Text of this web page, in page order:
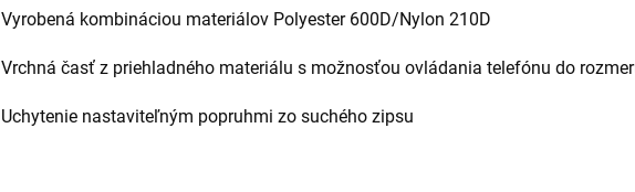
Vyrobená kombináciou materiálov Polyester 600D/Nylon 210D
Vrchná časť z priehladného materiálu s možnosťou ovládania telefónu do
Uchytenie nastaviteľným popruhmi zo suchého zipsu